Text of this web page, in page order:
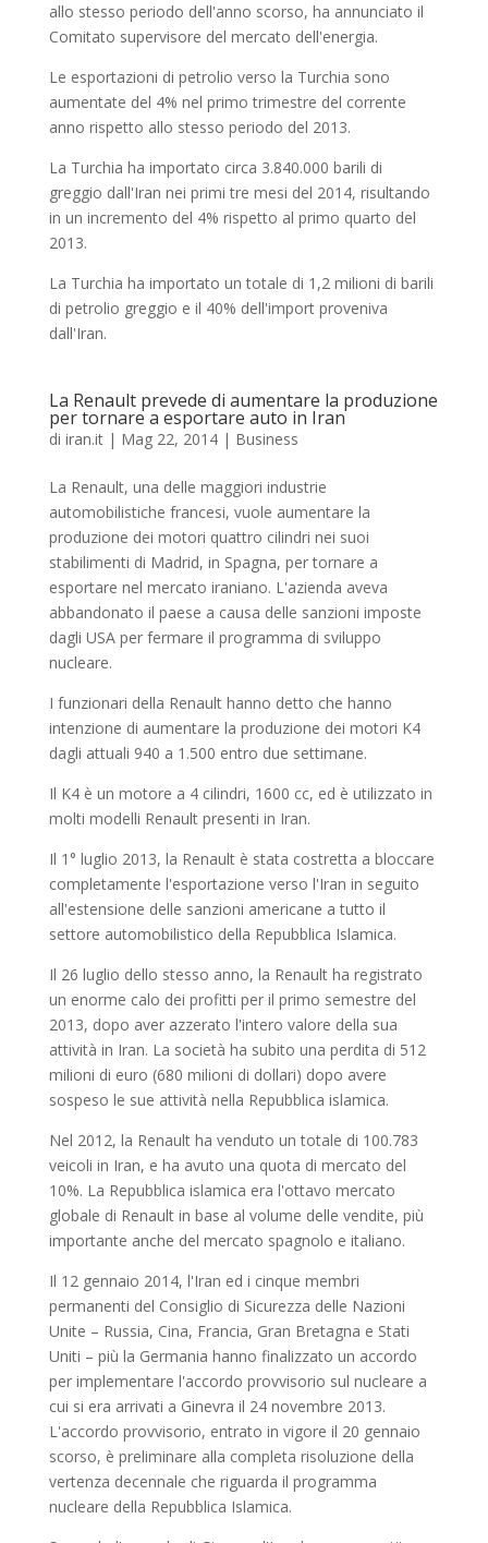
allo stesso periodo dell'anno scorso, ha annunciato il
Comitato supervisore del mercato dell'energia.
Le esportazioni di petrolio verso la Turchia sono
aumentate del 4% nel primo trimestre del corrente
anno rispetto allo stesso periodo del 2013.
La Turchia ha importato circa 3.840.000 barili di
greggio dall'Iran nei primi tre mesi del 2014, risultando
in un incremento del 4% rispetto al primo quarto del
2013.
La Turchia ha importato un totale di 1,2 milioni di barili
di petrolio greggio e il 40% dell'import proveniva
dall'Iran.
La Renault prevede di aumentare la produzione
per tornare a esportare auto in Iran
di iran.it| Mag 22, 2014| Business
La Renault, una delle maggiori industrie
automobilistiche francesi, vuole aumentare la
produzione dei motori quattro cilindri nei suoi
stabilimenti di Madrid, in Spagna, per tornare a
esportare nel mercato iraniano. L'azienda aveva
abbandonato il paese a causa delle sanzioni imposte
dagli USA per fermare il programma di sviluppo
nucleare.
I funzionari della Renault hanno detto che hanno
intenzione di aumentare la produzione dei motori K4
dagli attuali 940 a 1.500 entro due settimane.
Il K4 è un motore a 4 cilindri, 1600 cc, ed è utilizzato in
molti modelli Renault presenti in Iran.
Il 1° luglio 2013, la Renault è stata costretta a bloccare
completamente l'esportazione verso l'Iran in seguito
all'estensione delle sanzioni americane a tutto il
settore automobilistico della Repubblica Islamica.
Il 26 luglio dello stesso anno, la Renault ha registrato
un enorme calo dei profitti per il primo semestre del
2013, dopo aver azzerato l'intero valore della sua
attività in Iran. La società ha subito una perdita di 512
milioni di euro (680 milioni di dollari) dopo avere
sospeso le sue attività nella Repubblica islamica.
Nel 2012, la Renault ha venduto un totale di 100.783
veicoli in Iran, e ha avuto una quota di mercato del
10%. La Repubblica islamica era l'ottavo mercato
globale di Renault in base al volume delle vendite, più
importante anche del mercato spagnolo e italiano.
Il 12 gennaio 2014, l'Iran ed i cinque membri
permanenti del Consiglio di Sicurezza delle Nazioni
Unite – Russia, Cina, Francia, Gran Bretagna e Stati
Uniti – più la Germania hanno finalizzato un accordo
per implementare l'accordo provvisorio sul nucleare a
cui si era arrivati a Ginevra il 24 novembre 2013.
L'accordo provvisorio, entrato in vigore il 20 gennaio
scorso, è preliminare alla completa risoluzione della
vertenza decennale che riguarda il programma
nucleare della Repubblica Islamica.